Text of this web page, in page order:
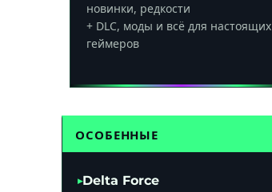
новинки, редкости
+ DLC, моды и всё для настоящих
геймеров
ОСОБЕННЫЕ
Delta Force